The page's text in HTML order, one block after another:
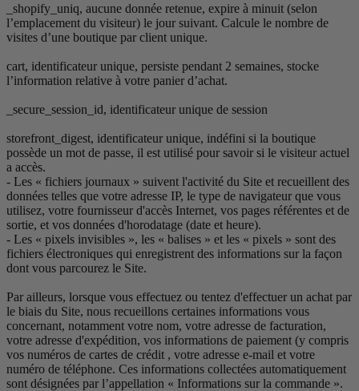
_shopify_uniq, aucune donnée retenue, expire à minuit (selon
l’emplacement du visiteur) le jour suivant. Calcule le nombre de
visites d’une boutique par client unique.
cart, identificateur unique, persiste pendant 2 semaines, stocke
l’information relative à votre panier d’achat.
_secure_session_id, identificateur unique de session
storefront_digest, identificateur unique, indéfini si la boutique
possède un mot de passe, il est utilisé pour savoir si le visiteur actuel
a accès.
- Les « fichiers journaux » suivent l'activité du Site et recueillent des
données telles que votre adresse IP, le type de navigateur que vous
utilisez, votre fournisseur d'accès Internet, vos pages référentes et de
sortie, et vos données d'horodatage (date et heure).
- Les « pixels invisibles », les « balises » et les « pixels » sont des
fichiers électroniques qui enregistrent des informations sur la façon
dont vous parcourez le Site.
Par ailleurs, lorsque vous effectuez ou tentez d'effectuer un achat par
le biais du Site, nous recueillons certaines informations vous
concernant, notamment votre nom, votre adresse de facturation,
votre adresse d'expédition, vos informations de paiement (y compris
vos numéros de cartes de crédit , votre adresse e-mail et votre
numéro de téléphone. Ces informations collectées automatiquement
sont désignées par l’appellation « Informations sur la commande ».